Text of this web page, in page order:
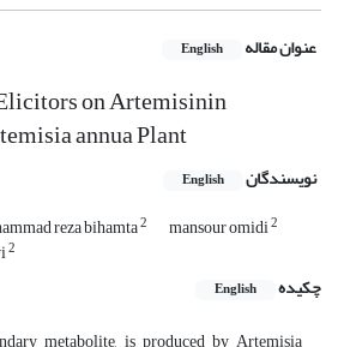
عنوان مقاله English
on Artemisinin
annua Plant
نویسندگان English
reza bihamta2 mansour omidi2
2
چکیده English